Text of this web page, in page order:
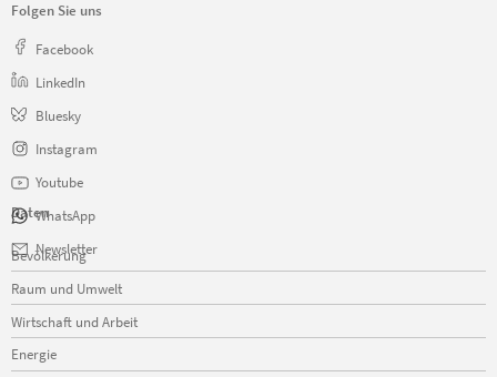
Folgen Sie uns
Facebook
LinkedIn
Bluesky
Instagram
Youtube
WhatsApp
Newsletter
Daten
Navigation
überspringen
Bevölkerung
Raum und Umwelt
Wirtschaft und Arbeit
Energie